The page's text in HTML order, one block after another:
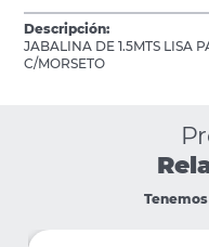
Descripción:
JABALINA DE 1.5MTS LISA
C/MORSETO